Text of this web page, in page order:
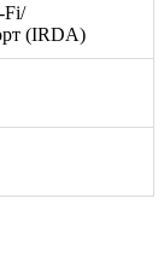
Fi/
(IRDA)